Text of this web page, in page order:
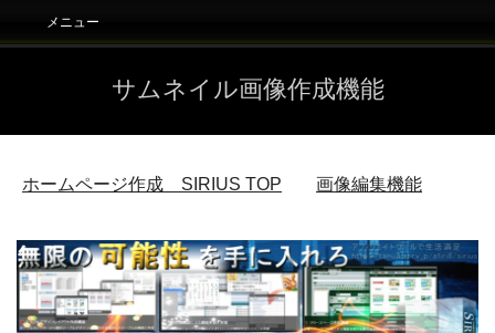
サムネイル画像作成機能
メニュー
ホームページ作成 SIRIUS TOP 画像編集機能